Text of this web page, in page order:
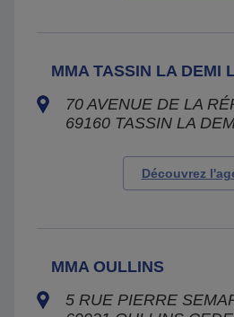
MMA TASSIN LA DEMI
70 AVENUE DE LA
69160 TASSIN LA
Découvrez
MMA OULLINS
5 RUE PIERRE